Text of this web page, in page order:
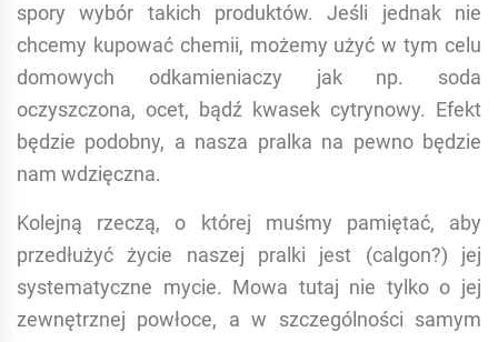
spory wybór takich produktów. Jeśli jednak nie
chcemy kupować chemii, możemy użyć w tym celu
domowych odkamieniaczy jak np. soda
oczyszczona, ocet, bądź kwasek cytrynowy. Efekt
będzie podobny, a nasza pralka na pewno będzie
nam wdzięczna.
Kolejną rzeczą, o której muśmy pamiętać, aby
przedłużyć życie naszej pralki jest (calgon?) jej
systematyczne mycie. Mowa tutaj nie tylko o jej
zewnętrznej powłoce, a w szczególności samym